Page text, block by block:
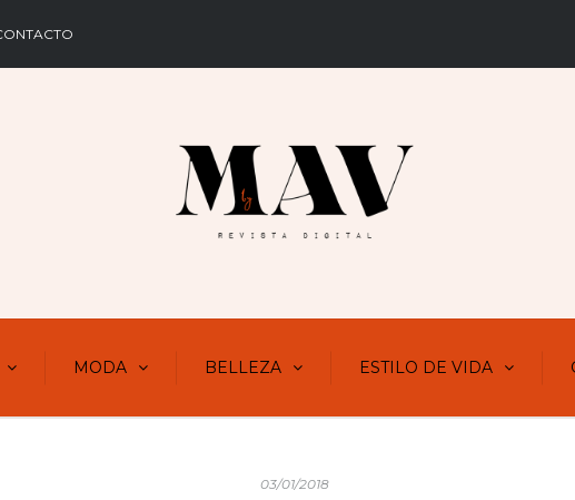
MODA BELLEZA ESTILO DE VIDA
03/01/2018